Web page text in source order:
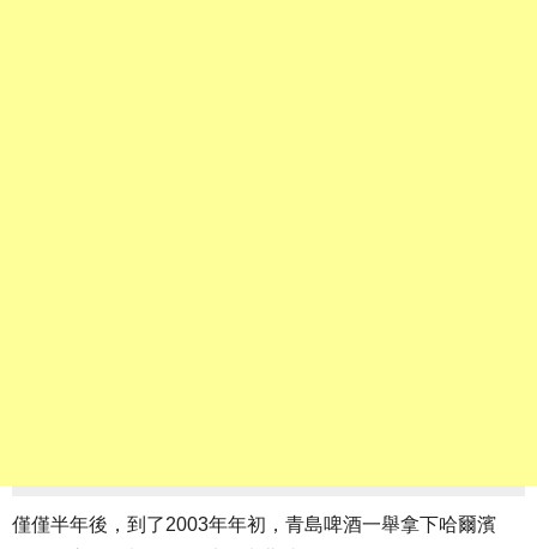
僅僅半年後，到了2003年年初，青島啤酒一舉拿下哈爾濱